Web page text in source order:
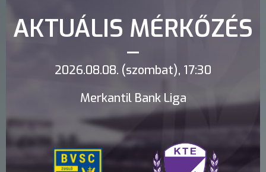
AKTUÁLIS MÉRKŐZÉS
2026.08.08. (szombat), 17:30
Merkantil Bank Liga